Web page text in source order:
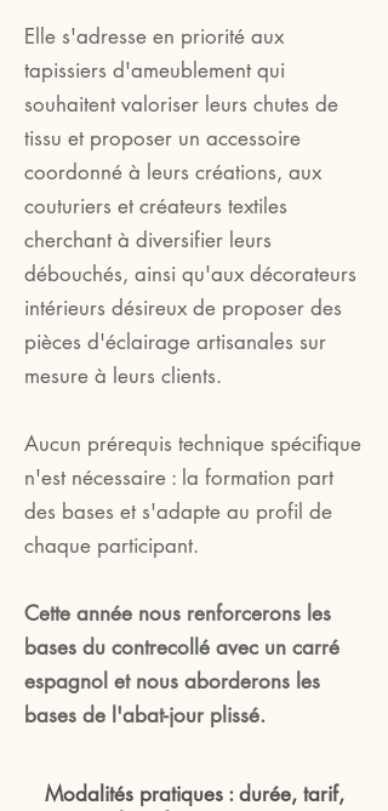
Elle s'adresse en priorité aux
tapissiers d'ameublement qui
souhaitent valoriser leurs chutes de
tissu et proposer un accessoire
coordonné à leurs créations, aux
couturiers et créateurs textiles
cherchant à diversifier leurs
débouchés, ainsi qu'aux décorateurs
intérieurs désireux de proposer des
pièces d'éclairage artisanales sur
mesure à leurs clients.
Aucun prérequis technique spécifique
n'est nécessaire : la formation part
des bases et s'adapte au profil de
chaque participant.
Cette année nous renforcerons les
bases du contrecollé avec un carré
espagnol et nous aborderons les
bases de l'abat-jour plissé.
Modalités pratiques : durée, tarif,